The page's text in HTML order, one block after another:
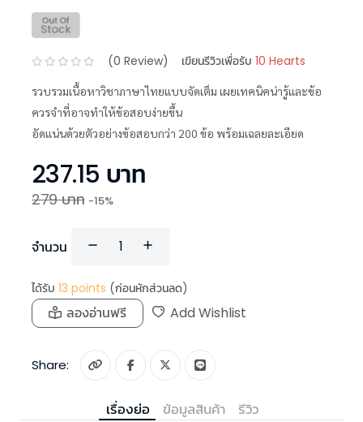
(0 Review) เขียนรีวิวเพื่อรับ 10 Hearts
รวบรวมเนื้อหาวิชาภาษาไทยแบบจัดเต็ม เผยเทคนิคน่ารู้และข้อ
ควรจำที่อาจทำให้ข้อสอบง่ายขึ้น
อัดแน่นด้วยตัวอย่างข้อสอบกว่า 200 ข้อ พร้อมเฉลยละเอียด
237.15 บาท
279บาท -15%
จำนวน
ได้รับ 13 points (ก่อนหักส่วนลด)
ลองอ่านฟรี Add Wishlist
Share:
เรื่องย่อ ข้อมูลสินค้า รีวิว